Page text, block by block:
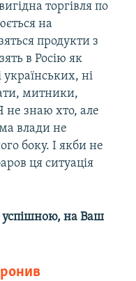
торгівля по
на
продукти з
в Росію як
українських, ні
митники,
знаю хто, але
влади не
боку. І якби не
ця ситуація
успішною, на Ваш